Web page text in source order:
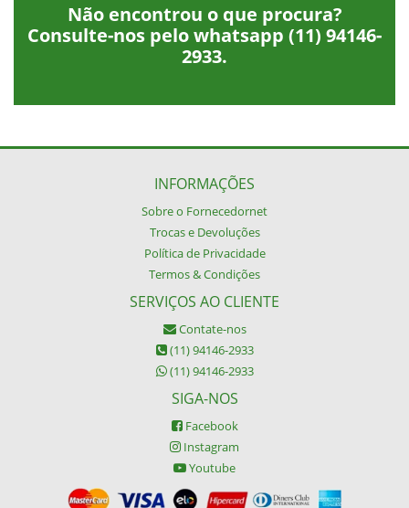
Não encontrou o que procura?
Consulte-nos pelo whatsapp (11) 94146-
2933.
INFORMAÇÕES
Sobre o Fornecedornet
Trocas e Devoluções
Política de Privacidade
Termos & Condições
SERVIÇOS AO CLIENTE
Contate-nos
(11) 94146-2933
(11) 94146-2933
SIGA-NOS
Facebook
Instagram
Youtube